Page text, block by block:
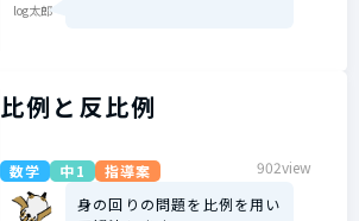
log太郎
比例と反比例
数学 中1 指導案 902view
身の回りの問題を比例を用い